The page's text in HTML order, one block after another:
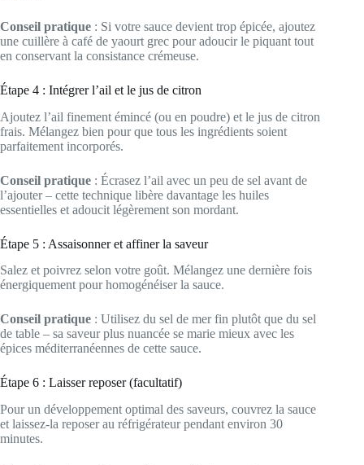
Conseil pratique : Si votre sauce devient trop épicée, ajoutez
une cuillère à café de yaourt grec pour adoucir le piquant tout
en conservant la consistance crémeuse.
Étape 4 : Intégrer l’ail et le jus de citron
Ajoutez l’ail finement émincé (ou en poudre) et le jus de citron
frais. Mélangez bien pour que tous les ingrédients soient
parfaitement incorporés.
Conseil pratique : Écrasez l’ail avec un peu de sel avant de
l’ajouter – cette technique libère davantage les huiles
essentielles et adoucit légèrement son mordant.
Étape 5 : Assaisonner et affiner la saveur
Salez et poivrez selon votre goût. Mélangez une dernière fois
énergiquement pour homogénéiser la sauce.
Conseil pratique : Utilisez du sel de mer fin plutôt que du sel
de table – sa saveur plus nuancée se marie mieux avec les
épices méditerranéennes de cette sauce.
Étape 6 : Laisser reposer (facultatif)
Pour un développement optimal des saveurs, couvrez la sauce
et laissez-la reposer au réfrigérateur pendant environ 30
minutes.